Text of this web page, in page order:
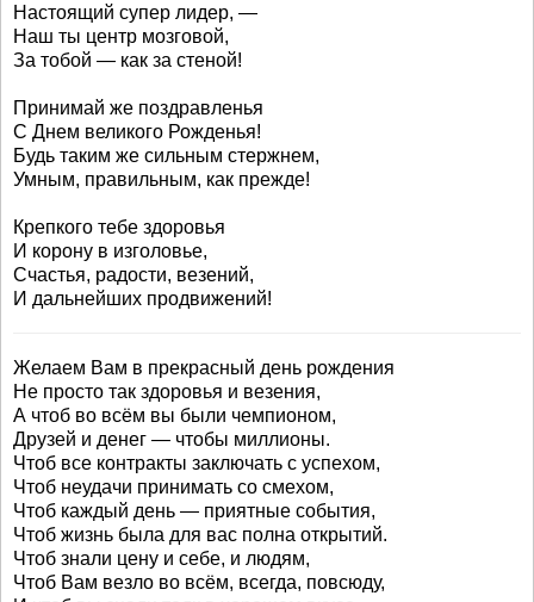
Настоящий супер лидер, —
Наш ты центр мозговой,
За тобой — как за стеной!
Принимай же поздравленья
С Днем великого Рожденья!
Будь таким же сильным стержнем,
Умным, правильным, как прежде!
Крепкого тебе здоровья
И корону в изголовье,
Счастья, радости, везений,
И дальнейших продвижений!
Желаем Вам в прекрасный день рождения
Не просто так здоровья и везения,
А чтоб во всём вы были чемпионом,
Друзей и денег — чтобы миллионы.
Чтоб все контракты заключать с успехом,
Чтоб неудачи принимать со смехом,
Чтоб каждый день — приятные события,
Чтоб жизнь была для вас полна открытий.
Чтоб знали цену и себе, и людям,
Чтоб Вам везло во всём, всегда, повсюду,